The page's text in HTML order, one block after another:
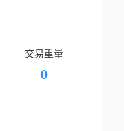
交易重量
0